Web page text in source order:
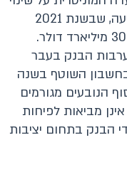
במדיניות בשוק המט"ח. הוועדה מודיעה, שבשנת 2021
הבנק ירכוש בשוק המט"ח סכום של 30 מיליארד דולר.
הבנק בעבר
השוטף בשנה
הנובעים מגורמים
מביאות לפיחות
הבנק בתחום יציבות